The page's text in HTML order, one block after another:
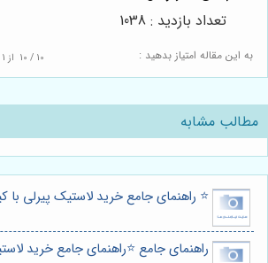
به این مقاله امتیاز بدهید : 10 / 10 از 1
تعداد بازدید : 1038
مطالب مشابه
⭐️ راهنمای جامع خرید لاستیک پیرلی با
راهنمای جامع ⭐️راهنمای جامع خرید